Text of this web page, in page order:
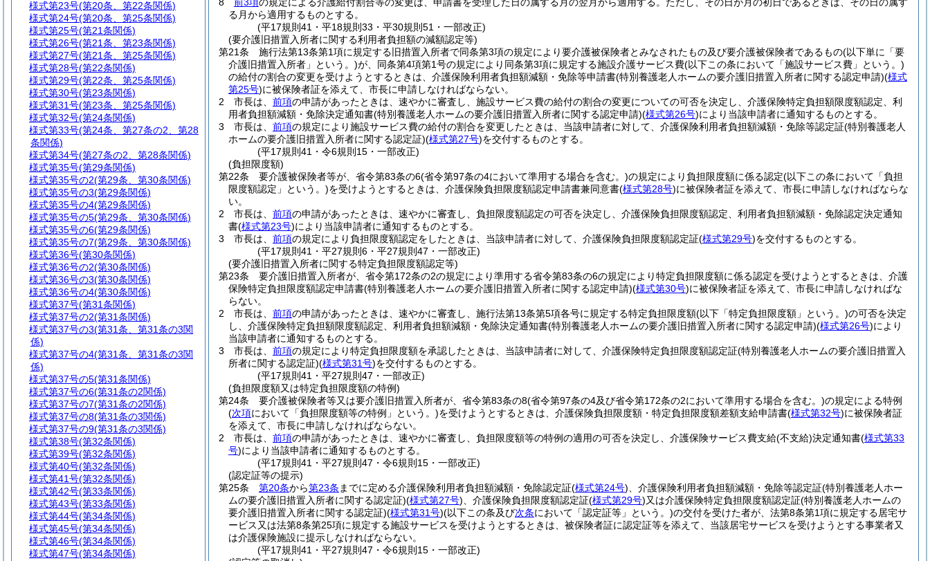
る月から適用するものとする。
(平17規則41・平18規則33・平30規則51・一部改正)
(要介護旧措置入所者に関する利用者負担額の減額認定等)
第21条
施行法第13条第1項に規定する旧措置入所者で同条第3項の規定により要介護被保険者とみなされたもの及び要介護被保険者であるもの(以下単に「要
介護旧措置入所者」という。)が、同条第4項第1号の規定により同条第3項に規定する施設介護サービス費(以下この条において「施設サービス費」という。)
の給付の割合の変更を受けようとするときは、介護保険利用者負担額減額・免除等申請書(特別養護老人ホームの要介護旧措置入所者に関する認定申請)(様式
第25号)に被保険者証を添えて、市長に申請しなければならない。
2
市長は、 前項の申請があったときは、速やかに審査し、施設サービス費の給付の割合の変更についての可否を決定し、介護保険特定負担額限度額認定、利
用者負担額減額・免除決定通知書(特別養護老人ホームの要介護旧措置入所者に関する認定申請)(様式第26号)により当該申請者に通知するものとする。
3
市長は、 前項の規定により施設サービス費の給付の割合を変更したときは、当該申請者に対して、介護保険利用者負担額減額・免除等認定証(特別養護老人
ホームの要介護旧措置入所者に関する認定証)(様式第27号)を交付するものとする。
(平17規則41・令6規則15・一部改正)
(負担限度額)
第22条
要介護被保険者等が、省令第83条の6(省令第97条の4において準用する場合を含む。)の規定により負担限度額に係る認定(以下この条において「負担
限度額認定」という。)を受けようとするときは、介護保険負担限度額認定申請書兼同意書(様式第28号)に被保険者証を添えて、市長に申請しなければならな
い。
2
市長は、 前項の申請があったときは、速やかに審査し、負担限度額認定の可否を決定し、介護保険負担限度額認定、利用者負担額減額・免除認定決定通知
書(様式第23号)により当該申請者に通知するものとする。
3
市長は、 前項の規定により負担限度額認定をしたときは、当該申請者に対して、介護保険負担限度額認定証(様式第29号)を交付するものとする。
(平17規則41・平27規則6・平27規則47・一部改正)
(要介護旧措置入所者に関する特定負担限度額認定等)
第23条
要介護旧措置入所者が、省令第172条の2の規定により準用する省令第83条の6の規定により特定負担限度額に係る認定を受けようとするときは、介護
保険特定負担限度額認定申請書(特別養護老人ホームの要介護旧措置入所者に関する認定申請)(様式第30号)に被保険者証を添えて、市長に申請しなければな
らない。
2
市長は、 前項の申請があったときは、速やかに審査し、施行法第13条第5項各号に規定する特定負担限度額(以下「特定負担限度額」という。)の可否を決定
し、介護保険特定負担額限度額認定、利用者負担額減額・免除決定通知書(特別養護老人ホームの要介護旧措置入所者に関する認定申請)(様式第26号)により
当該申請者に通知するものとする。
3
市長は、 前項の規定により特定負担限度額を承認したときは、当該申請者に対して、介護保険特定負担限度額認定証(特別養護老人ホームの要介護旧措置入
所者に関する認定証)(様式第31号)を交付するものとする。
(平17規則41・平27規則47・一部改正)
(負担限度額又は特定負担限度額の特例)
第24条
要介護被保険者等又は要介護旧措置入所者が、省令第83条の8(省令第97条の4及び省令第172条の2において準用する場合を含む。)の規定による特例
(次項において「負担限度額等の特例」という。)を受けようとするときは、介護保険負担限度額・特定負担限度額差額支給申請書(様式第32号)に被保険者証
を添えて、市長に申請しなければならない。
2
市長は、 前項の申請があったときは、速やかに審査し、負担限度額等の特例の適用の可否を決定し、介護保険サービス費支給(不支給)決定通知書(様式第33
号)により当該申請者に通知するものとする。
(平17規則41・平27規則47・令6規則15・一部改正)
(認定証等の提示)
第25条
第20条から第23条 までに定める介護保険利用者負担額減額・免除認定証(様式第24号) 、介護保険利用者負担額減額・免除等認定証(特別養護老人ホー
ムの要介護旧措置入所者に関する認定証)(様式第27号) 、介護保険負担限度額認定証(様式第29号)又は介護保険特定負担限度額認定証(特別養護老人ホームの
要介護旧措置入所者に関する認定証)(様式第31号)(以下この条及び次条において「認定証等」という。)の交付を受けた者が、法第8条第1項に規定する居宅サ
ービス又は法第8条第25項に規定する施設サービスを受けようとするときは、被保険者証に認定証等を添えて、当該居宅サービスを受けようとする事業者又
は介護保険施設に提示しなければならない。
(平17規則41・平27規則47・令6規則15・一部改正)
様式第23号(第20条、第22条関係)
様式第24号(第20条、第25条関係)
様式第25号(第21条関係)
様式第26号(第21条、第23条関係)
様式第27号(第21条、第25条関係)
様式第28号(第22条関係)
様式第29号(第22条、第25条関係)
様式第30号(第23条関係)
様式第31号(第23条、第25条関係)
様式第32号(第24条関係)
様式第33号(第24条、第27条の2、第28
条関係)
様式第34号(第27条の2、第28条関係)
様式第35号(第29条関係)
様式第35号の2(第29条、第30条関係)
様式第35号の3(第29条関係)
様式第35号の4(第29条関係)
様式第35号の5(第29条、第30条関係)
様式第35号の6(第29条関係)
様式第35号の7(第29条、第30条関係)
様式第36号(第30条関係)
様式第36号の2(第30条関係)
様式第36号の3(第30条関係)
様式第36号の4(第30条関係)
様式第37号(第31条関係)
様式第37号の2(第31条関係)
様式第37号の3(第31条、第31条の3関
係)
様式第37号の4(第31条、第31条の3関
係)
様式第37号の5(第31条関係)
様式第37号の6(第31条の2関係)
様式第37号の7(第31条の2関係)
様式第37号の8(第31条の3関係)
様式第37号の9(第31条の3関係)
様式第38号(第32条関係)
様式第39号(第32条関係)
様式第40号(第32条関係)
様式第41号(第32条関係)
様式第42号(第33条関係)
様式第43号(第33条関係)
様式第44号(第34条関係)
様式第45号(第34条関係)
様式第46号(第34条関係)
様式第47号(第34条関係)